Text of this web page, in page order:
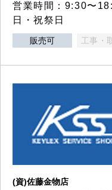
営業時間：9:30〜
日・祝祭日
販売可 工事・
(資)佐藤金物店